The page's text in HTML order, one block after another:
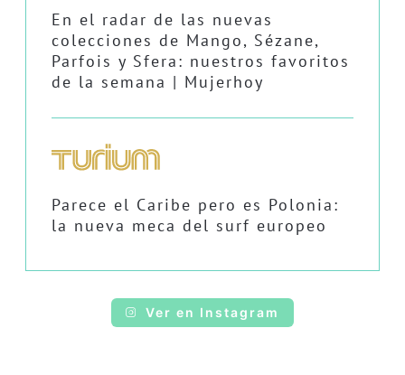
En el radar de las nuevas
colecciones de Mango, Sézane,
Parfois y Sfera: nuestros favoritos
de la semana | Mujerhoy
Parece el Caribe pero es Polonia:
la nueva meca del surf europeo
Ver en Instagram